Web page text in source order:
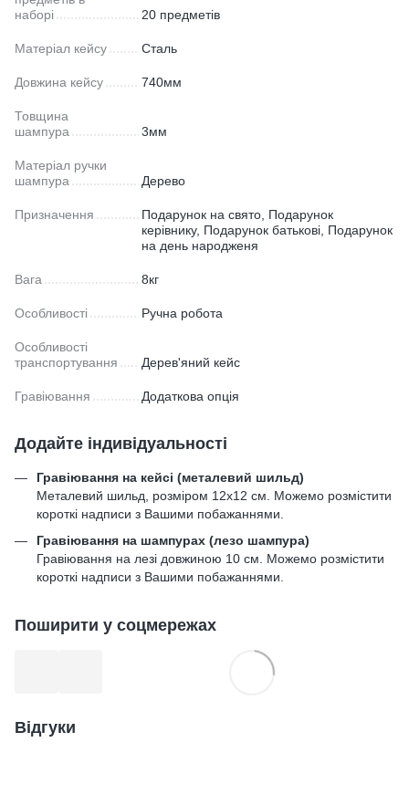
наборі
20 предметів
Матеріал кейсу Сталь
Довжина кейсу 740мм
Товщина
шампура
3мм
Матеріал ручки
шампура
Дерево
Призначення
Подарунок на свято, Подарунок
керівнику, Подарунок батькові, Подарунок
на день народженя
Вага 8кг
Особливості Ручна робота
Особливості
транспортування
Дерев'яний кейс
Гравіювання Додаткова опція
Додайте індивідуальності
Гравіювання на кейсі (металевий шильд)
Металевий шильд, розміром 12х12 см. Можемо розмістити
короткі надписи з Вашими побажаннями.
Гравіювання на шампурах (лезо шампура)
Гравіювання на лезі довжиною 10 см. Можемо розмістити
короткі надписи з Вашими побажаннями.
Поширити у соцмережах
Відгуки